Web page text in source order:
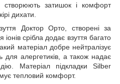
створюють затишок і комфорт
дихати.
Доктор Орто, створені за
срібла додає взуття багато
матеріал добре нейтралізує
для алергетиків, а також надає
дію. Матеріал підкладки Silber
тепловий комфорт.